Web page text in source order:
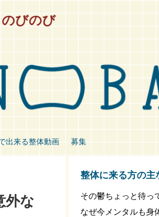
びのび
出来る整体動画 募集
外な
整体に来る方の主
その鬱ちょっと待っ
なぜ今メンタルも身